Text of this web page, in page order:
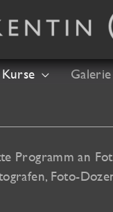
Kurse Galerie
Programm an
Foto-